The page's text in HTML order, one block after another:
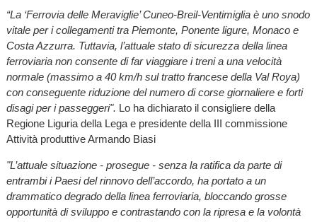
“La ‘Ferrovia delle Meraviglie’ Cuneo-Breil-Ventimiglia è uno snodo
vitale per i collegamenti tra Piemonte, Ponente ligure, Monaco e
Costa Azzurra. Tuttavia, l’attuale stato di sicurezza della linea
ferroviaria non consente di far viaggiare i treni a una velocità
normale (massimo a 40 km/h sul tratto francese della Val Roya)
con conseguente riduzione del numero di corse giornaliere e forti
disagi per i passeggeri". Lo ha dichiarato il consigliere della
Regione Liguria della Lega e presidente della III commissione
Attività produttive Armando Biasi
"L’attuale situazione - prosegue - senza la ratifica da parte di
entrambi i Paesi del rinnovo dell’accordo, ha portato a un
drammatico degrado della linea ferroviaria, bloccando grosse
opportunità di sviluppo e contrastando con la ripresa e la volontà